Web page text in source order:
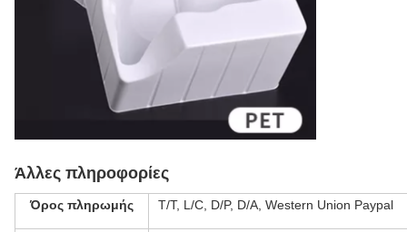
Άλλες πληροφορίες
Όρος πληρωμής T/T, L/C, D/P, D/A, Western Union Paypal